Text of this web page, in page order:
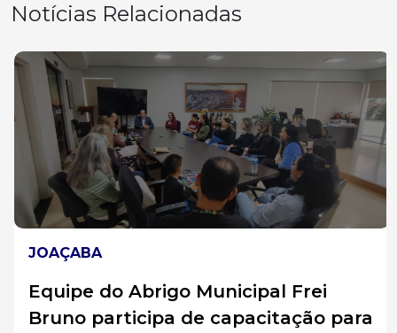
Notícias Relacionadas
JOAÇABA
Equipe do Abrigo Municipal Frei
Bruno participa de capacitação para